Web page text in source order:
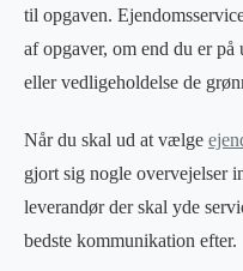
til opgaven.
af opgaver, om end du er
eller vedligeholdelse de
Når du skal ud at vælge
gjort sig nogle overvejelser
leverandør der skal yde
bedste kommunikation efter.